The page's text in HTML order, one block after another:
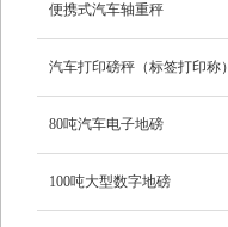
便携式汽车轴重秤
汽车打印磅秤（标签打印称）
80吨汽车电子地磅
100吨大型数字地磅